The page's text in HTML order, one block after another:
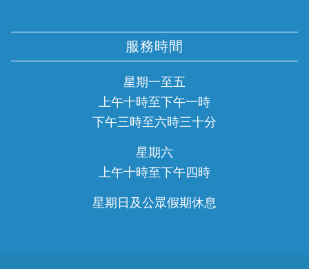
服務時間
星期一至五
上午十時至下午一時
下午三時至六時三十分
星期六
上午十時至下午四時
星期日及公眾假期休息